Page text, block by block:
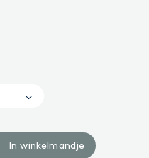
In winkelmandje